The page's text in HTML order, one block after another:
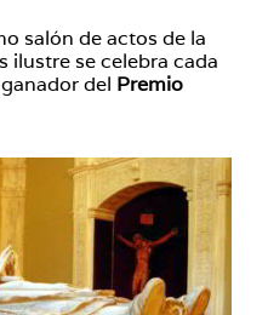
salón de actos de la
ilustre se celebra cada
del Premio